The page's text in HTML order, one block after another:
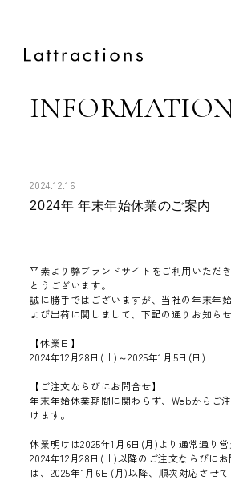
2024.12.16
2024年 年末年始休業のご案内
平素より弊ブランドサイトをご利用いただ
とうございます。
誠に勝手ではございますが、当社の年末年
よび出荷に関しまして、下記の通りお知らせ
【休業日】
2024年12月28日(土)～2025年1月5日(日)
【ご注文ならびにお問合せ】
年末年始休業期間に関わらず、Webからご
けます。
休業明けは2025年1月6日(月)より通常通り営
2024年12月28日(土)以降のご注文ならびに
は、2025年1月6日(月)以降、順次対応させて